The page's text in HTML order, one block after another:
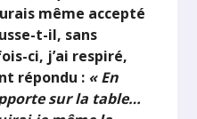
même accepté
t-il, sans
ci, j’ai respiré,
répondu : « En
sur la table…